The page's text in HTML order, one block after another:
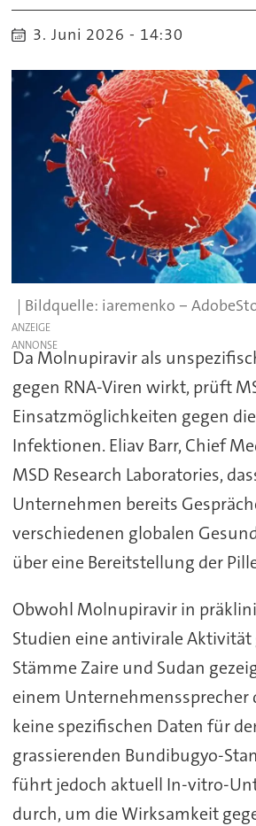
3. Juni 2026 - 14:30
iaremenko ‒
ANZEIGE
Da Molnupiravir als
gegen RNA-Viren wirkt, prüft
Einsatzmöglichkeiten gegen
Infektionen. Eliav Barr, Chief
MSD Research Laboratories,
Unternehmen bereits
verschiedenen globalen
über eine Bereitstellung der
Obwohl Molnupiravir in
Studien eine antivirale Aktivität
Stämme Zaire und Sudan
einem Unternehmenssprecher
keine spezifischen Daten für
grassierenden Bundibugyo-
führt jedoch aktuell In-vitro-
durch, um die Wirksamkeit